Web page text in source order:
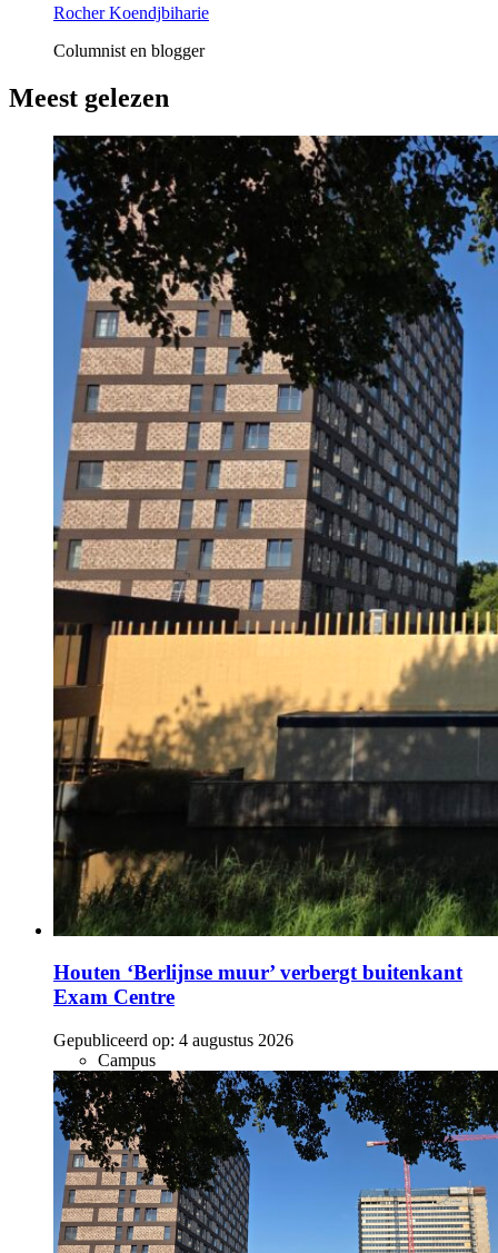
Rocher Koendjbiharie
Columnist en blogger
Meest gelezen
Houten ‘Berlijnse muur’ verbergt buitenkant
Exam Centre
Gepubliceerd op: 4 augustus 2026
Campus